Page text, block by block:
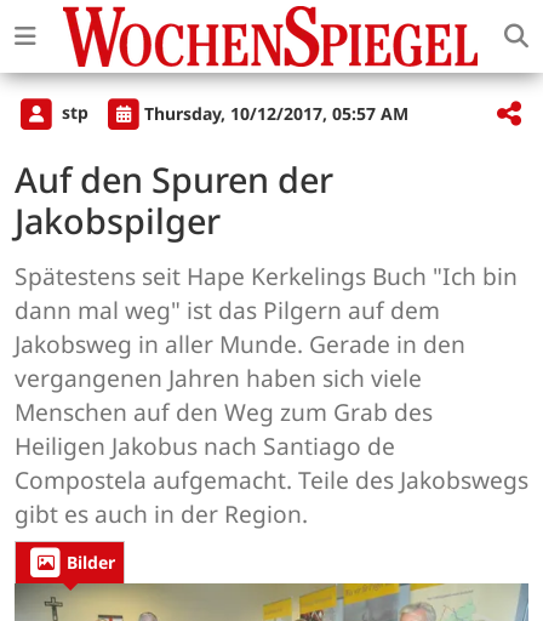
stp Thursday, 10/12/2017, 05:57 AM
Auf den Spuren der
Jakobspilger
Spätestens seit Hape Kerkelings Buch "Ich bin
dann mal weg" ist das Pilgern auf dem
Jakobsweg in aller Munde. Gerade in den
vergangenen Jahren haben sich viele
Menschen auf den Weg zum Grab des
Heiligen Jakobus nach Santiago de
Compostela aufgemacht. Teile des Jakobswegs
gibt es auch in der Region.
Bilder